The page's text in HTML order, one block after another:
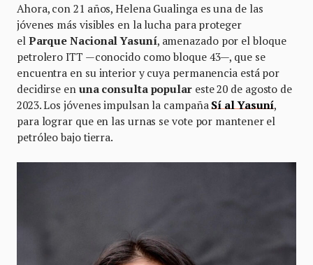
Ahora, con 21 años, Helena Gualinga es una de las
jóvenes más visibles en la lucha para proteger
el Parque Nacional Yasuní, amenazado por el bloque
petrolero ITT —conocido como bloque 43—, que se
encuentra en su interior y cuya permanencia está por
decidirse en una consulta populareste 20 de agosto de
2023. Los jóvenes impulsan la campaña Sí al Yasuní,
para lograr que en las urnas se vote por mantener el
petróleo bajo tierra.